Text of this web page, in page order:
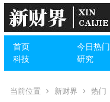
首页 今日热门
科技
研究
当前位置 新财界 热门